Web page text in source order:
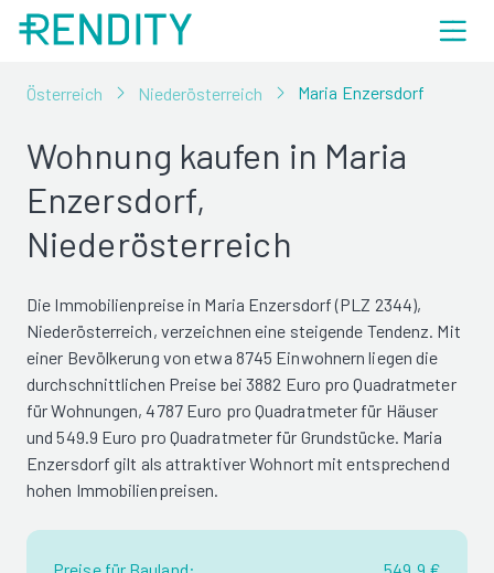
Österreich Niederösterreich Maria Enzersdorf
Wohnung kaufen in Maria
Enzersdorf,
Niederösterreich
Die Immobilienpreise in Maria Enzersdorf (PLZ 2344),
Niederösterreich, verzeichnen eine steigende Tendenz. Mit
einer Bevölkerung von etwa 8745 Einwohnern liegen die
durchschnittlichen Preise bei 3882 Euro pro Quadratmeter
für Wohnungen, 4787 Euro pro Quadratmeter für Häuser
und 549.9 Euro pro Quadratmeter für Grundstücke. Maria
Enzersdorf gilt als attraktiver Wohnort mit entsprechend
hohen Immobilienpreisen.